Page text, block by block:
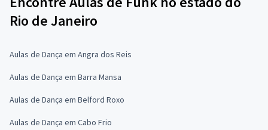
Rio de Janeiro
Aulas de Dança em Angra dos Reis
Aulas de Dança em Barra Mansa
Aulas de Dança em Belford Roxo
Aulas de Dança em Cabo Frio